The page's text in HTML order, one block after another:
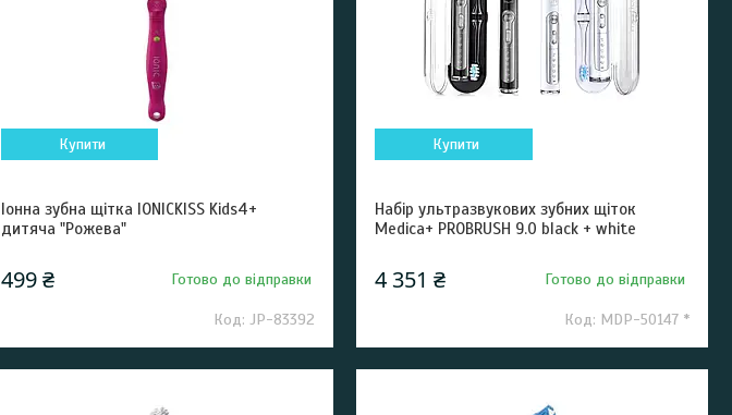
Купити
Іонна зубна щітка IONICKISS Kids4+
дитяча "Рожева"
499 ₴ Готово до відправки
JP-83392
Купити
Набір ультразвукових зубних щіток
Medica+ PROBRUSH 9.0 black + white
4 351 ₴ Готово до відправки
MDP-50147 *